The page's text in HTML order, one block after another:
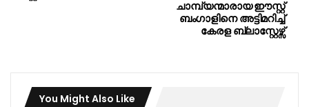
ചാമ്പ്യന്മാരായ ഈസ്റ്റ്
ബംഗാളിനെ അട്ടിമറിച്ച്
കേരള ബ്ലാസ്റ്റേഴ്സ്
You Might Also Like